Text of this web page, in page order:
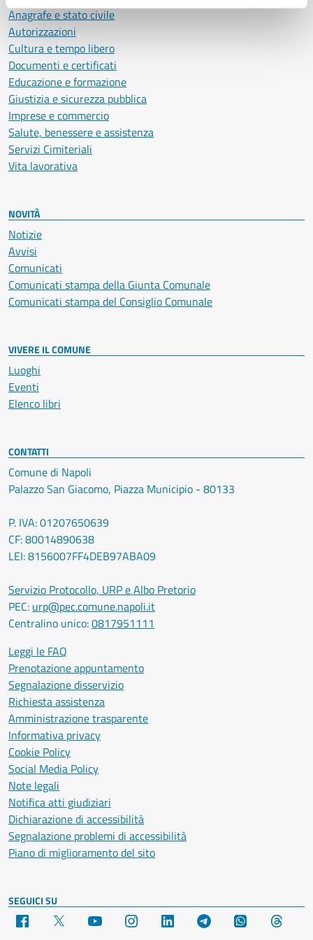
Anagrafe e stato civile
Autorizzazioni
Cultura e tempo libero
Documenti e certificati
Educazione e formazione
Giustizia e sicurezza pubblica
Imprese e commercio
Salute, benessere e assistenza
Servizi Cimiteriali
Vita lavorativa
NOVITÀ
Notizie
Avvisi
Comunicati
Comunicati stampa della Giunta Comunale
Comunicati stampa del Consiglio Comunale
VIVERE IL COMUNE
Luoghi
Eventi
Elenco libri
CONTATTI
Comune di Napoli
Palazzo San Giacomo, Piazza Municipio - 80133
P. IVA: 01207650639
CF: 80014890638
LEI: 8156007FF4DEB97ABA09
Servizio Protocollo, URP e Albo Pretorio
PEC: urp@pec.comune.napoli.it
Centralino unico:0817951111
Leggi le FAQ
Prenotazione appuntamento
Segnalazione disservizio
Richiesta assistenza
Amministrazione trasparente
Informativa privacy
Cookie Policy
Social Media Policy
Note legali
Notifica atti giudiziari
Dichiarazione di accessibilità
Segnalazione problemi di accessibilità
Piano di miglioramento del sito
SEGUICI SU
Facebook YouTube Instagram LinkedIn Telegram WhatsApp